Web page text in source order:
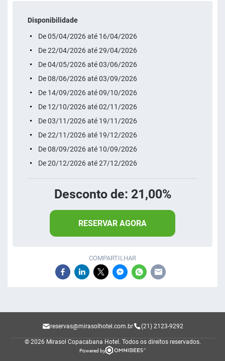
Disponibilidade
De 05/04/2026 até 16/04/2026
De 22/04/2026 até 29/04/2026
De 04/05/2026 até 03/06/2026
De 08/06/2026 até 03/09/2026
De 14/09/2026 até 09/10/2026
De 12/10/2026 até 02/11/2026
De 03/11/2026 até 19/11/2026
De 22/11/2026 até 19/12/2026
De 08/09/2026 até 10/09/2026
De 20/12/2026 até 27/12/2026
Desconto de: 21,00%
RESERVAR AGORA
COMPARTILHAR
reservas@mirasolhotel.com.br (21) 2123-9292
© 2026 Mirasol Copacabana Hotel. Todos os direitos reservados.
Powered by